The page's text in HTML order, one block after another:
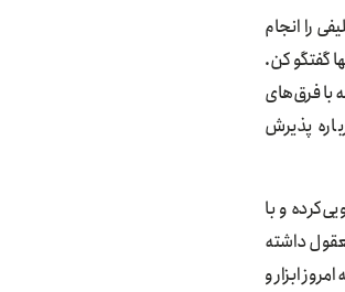
را انجام
گفتگو کن.
با فرق‌های
پذیرش
و با
داشته
ابزار و